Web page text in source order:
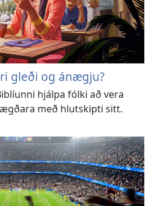
gleði og ánægju?
hjálpa fólki að vera
með hlutskipti sitt.